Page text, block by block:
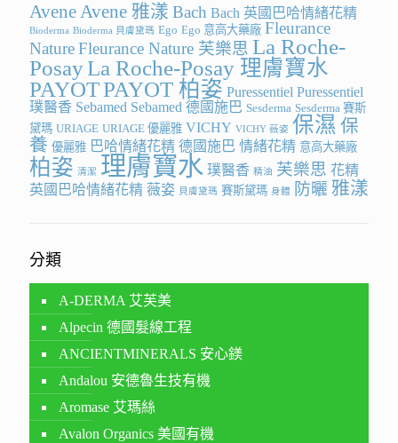
Avene Avene 雅漾 Bach Bach 英國巴哈情緒花精
Bioderma Bioderma 貝膚黛瑪 Ego Ego 意高大藥廠 Fleurance
NatureFleurance Nature 芙樂思 La Roche-
PosayLa Roche-Posay 理膚寶水
PAYOTPAYOT 柏姿 Puressentiel Puressentiel
璞醫香 Sebamed Sebamed 德國施巴 Sesderma Sesderma 賽斯
黛瑪 URIAGE URIAGE 優麗雅 VICHY VICHY 薇姿 保濕 保
養 優麗雅 巴哈情緒花精 德國施巴 情緒花精 意高大藥廠
柏姿 清潔 理膚寶水 璞醫香 精油 芙樂思 花精
英國巴哈情緒花精 薇姿 貝膚黛瑪 賽斯黛瑪 身體 防曬 雅漾
分類
A-DERMA 艾芙美
Alpecin 德國髮線工程
ANCIENTMINERALS 安心鎂
Andalou 安德魯生技有機
Aromase 艾瑪絲
Avalon Organics 美國有機